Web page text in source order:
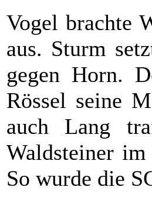
Vogel brachte
aus. Sturm
gegen Horn.
Rössel seine
auch Lang
Waldsteiner
So wurde die